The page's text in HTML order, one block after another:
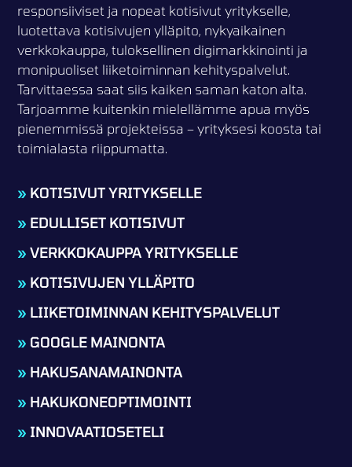
responsiiviset ja nopeat kotisivut yritykselle,
luotettava kotisivujen ylläpito, nykyaikainen
verkkokauppa, tuloksellinen digimarkkinointi ja
monipuoliset liiketoiminnan kehityspalvelut.
Tarvittaessa saat siis kaiken saman katon alta.
Tarjoamme kuitenkin mielellämme apua myös
pienemmissä projekteissa – yrityksesi koosta tai
toimialasta riippumatta.
» KOTISIVUT YRITYKSELLE
» EDULLISET KOTISIVUT
» VERKKOKAUPPA YRITYKSELLE
» KOTISIVUJEN YLLÄPITO
» LIIKETOIMINNAN KEHITYSPALVELUT
» GOOGLE MAINONTA
» HAKUSANAMAINONTA
» HAKUKONEOPTIMOINTI
» INNOVAATIOSETELI